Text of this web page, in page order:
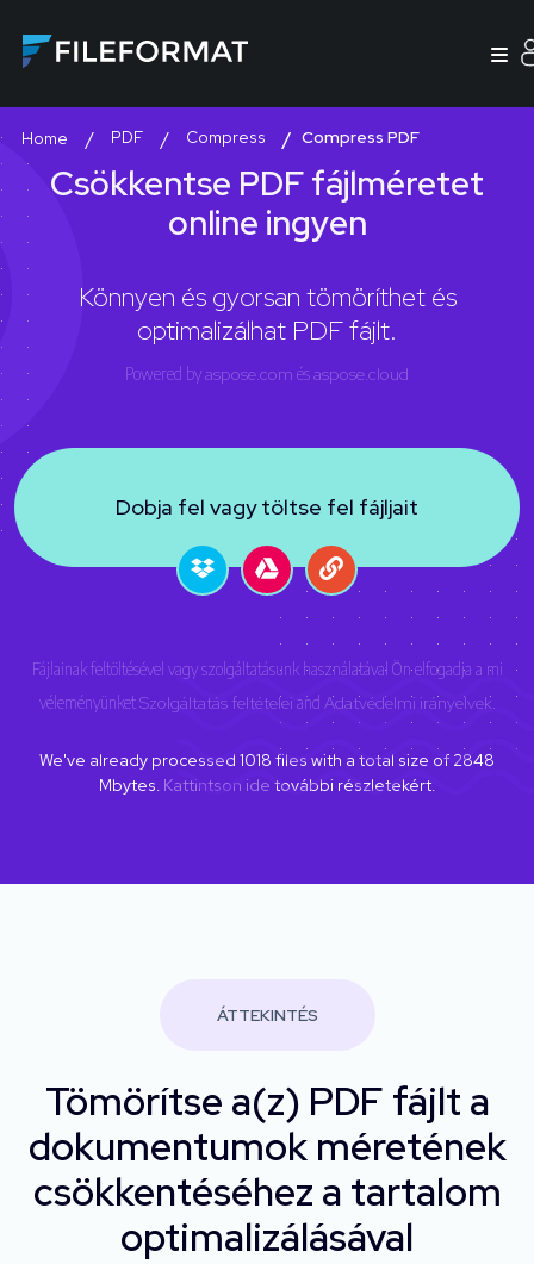
Home PDF Compress Compress PDF
Csökkentse PDF fájlméretet
online ingyen
Könnyen és gyorsan tömöríthet és
optimalizálhat PDF fájlt.
Powered byaspose.com ésaspose.cloud
Dobja fel vagy töltse fel fájljait
Fájlainak feltöltésével vagy szolgáltatásunk használatával Ön elfogadja a mi
véleményünketSzolgáltatás feltételei and Adatvédelmi irányelvek
We've already processed 1018 files with a total size of 2848
Mbytes. Kattintson ide további részletekért.
ÁTTEKINTÉS
Tömörítse a(z) PDF fájlt a
dokumentumok méretének
csökkentéséhez a tartalom
optimalizálásával